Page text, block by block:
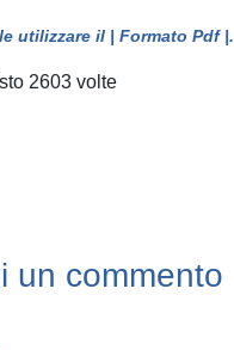
utilizzare il | Formato Pdf |.
2603 volte
un commento